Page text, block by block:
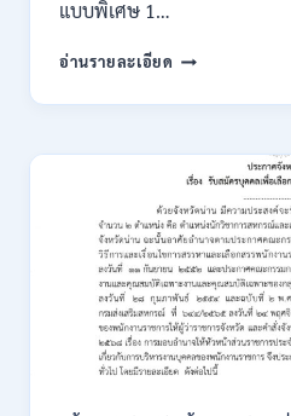
แบบพิเศษ 1…
อ่านรายละเอียด กระทรวง
เปิด
สมัคร
พนักงาน
ราชการ
รูป
แบบ
พิเศษ
111
อัตรา
/
ปวส.